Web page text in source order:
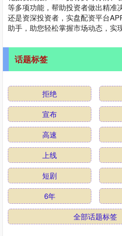
等多项功能，帮助投资者做出精准
还是资深投资者，实盘配资平台
助手，助您轻松掌握市场动态，实
话题标签
拒绝
宣布
高速
上线
短剧
6年
全部话题标签